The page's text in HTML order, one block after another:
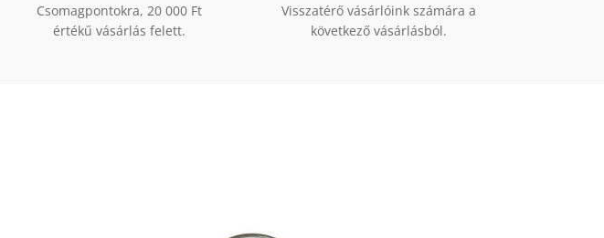
Csomagpontokra, 20 000 Ft
értékű vásárlás felett.
Visszatérő vásárlóink számára a
következő vásárlásból.